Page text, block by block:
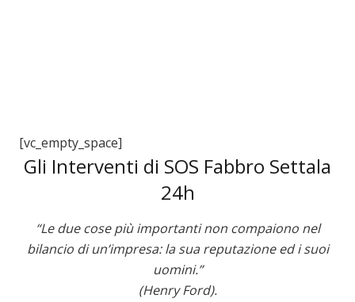
[vc_empty_space]
Gli Interventi di SOS Fabbro Settala
24h
“Le due cose più importanti non compaiono nel
bilancio di un’impresa: la sua reputazione ed i suoi
uomini.”
(Henry Ford).